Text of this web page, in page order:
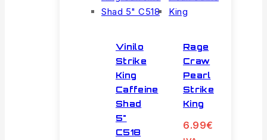
Vinilo
Strike
King
Caffeine
Shad
5"
C518
Rage
Craw
Pearl
Strike
King
6.99€